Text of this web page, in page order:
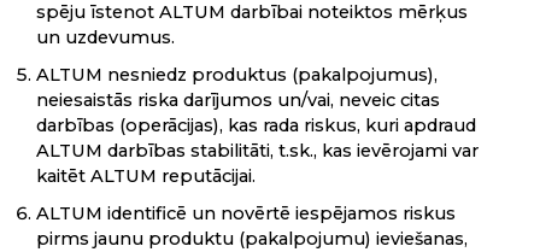
spēju īstenot ALTUM darbībai noteiktos mērķus
un uzdevumus.
ALTUM nesniedz produktus (pakalpojumus),
neiesaistās riska darījumos un/vai, neveic citas
darbības (operācijas), kas rada riskus, kuri apdraud
ALTUM darbības stabilitāti, t.sk., kas ievērojami var
kaitēt ALTUM reputācijai.
ALTUM identificē un novērtē iespējamos riskus
pirms jaunu produktu (pakalpojumu) ieviešanas,